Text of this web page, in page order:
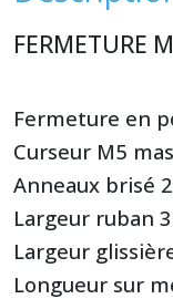
FERMETURE
Fermeture en
Curseur M5
Anneaux brisé
Largeur ruban
Largeur
Longueur sur